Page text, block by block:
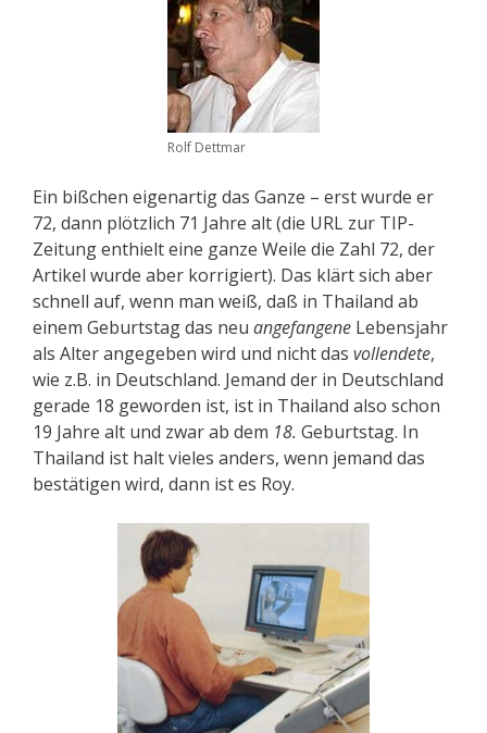
Rolf Dettmar
Ein bißchen eigenartig das Ganze – erst wurde er
72, dann plötzlich 71 Jahre alt (die URL zur TIP-
Zeitung enthielt eine ganze Weile die Zahl 72, der
Artikel wurde aber korrigiert). Das klärt sich aber
schnell auf, wenn man weiß, daß in Thailand ab
einem Geburtstag das neu angefangene Lebensjahr
als Alter angegeben wird und nicht das vollendete,
wie z.B. in Deutschland. Jemand der in Deutschland
gerade 18 geworden ist, ist in Thailand also schon
19 Jahre alt und zwar ab dem 18. Geburtstag. In
Thailand ist halt vieles anders, wenn jemand das
bestätigen wird, dann ist es Roy.